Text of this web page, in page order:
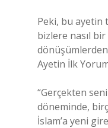
Peki, bu ayetin
bizlere nasıl
dönüşümlerden
Ayetin İlk
“Gerçekten
döneminde,
İslam’a yeni